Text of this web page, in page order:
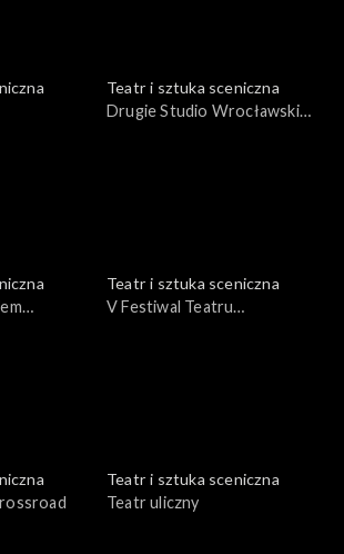
Teatr i sztuka sceniczna
Drugie Studio Wrocławskie -
Teatr i sztuka sceniczna
V Festiwal Teatru
Teatr i sztuka sceniczna
Teatr uliczny